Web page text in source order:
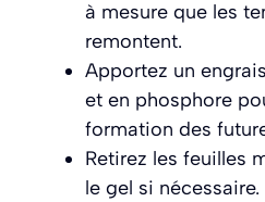
à mesure que les
remontent.
Apportez un
et en phosphore
formation des
Retirez les feuilles
le gel si nécessaire.